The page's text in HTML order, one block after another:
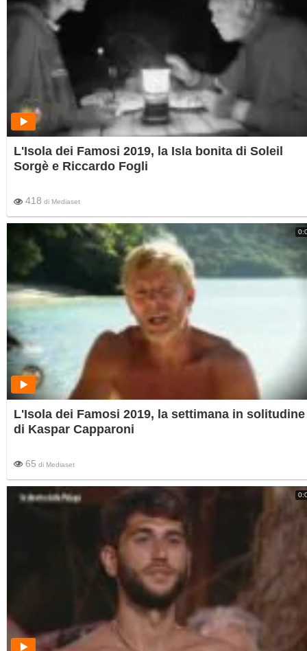
L'Isola dei Famosi 2019, la Isla bonita di Soleil
Sorgè e Riccardo Fogli
418 di Mediaset
L'Isola dei Famosi 2019, la settimana in solitudine
di Kaspar Capparoni
65 di Mediaset